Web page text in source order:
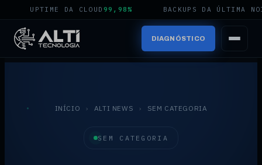
UPTIME DA CLOUD 99,98% BACKUPS DA ÚLTIMA NOITE
DIAGNÓSTICO
INÍCIO › ALTI NEWS › SEM CATEGORIA
SEM CATEGORIA